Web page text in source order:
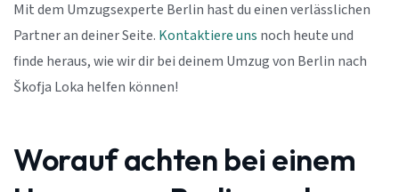
Mit dem Umzugsexperte Berlin hast du einen verlässlichen
Partner an deiner Seite. Kontaktiere uns noch heute und
finde heraus, wie wir dir bei deinem Umzug von Berlin nach
Škofja Loka helfen können!
Worauf achten bei einem